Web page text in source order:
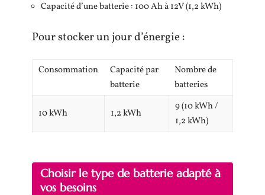
Capacité d’une batterie : 100 Ah à 12V (1,2 kWh)
Pour stocker un jour d’énergie :
Consommation
Capacité par
batterie
Nombre de
batteries
10 kWh 1,2 kWh
9 (10 kWh /
1,2 kWh)
Choisir le type de batterie adapté à
vos besoins